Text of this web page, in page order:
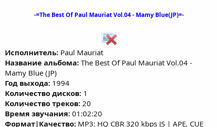
-=The Best Of Paul Mauriat Vol.04 - Mamy Blue(JP)=-
Исполнитель: Paul Mauriat
Название альбома: The Best Of Paul Mauriat Vol.04 -
Mamy Blue (JP)
Год выхода: 1994
Количество дисков: 1
Количество треков: 20
Время звучания: 01:02:20
Формат|Качество: MP3: HQ CBR 320 kbps JS | APE, CUE